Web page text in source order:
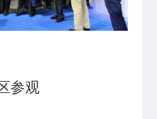
参观